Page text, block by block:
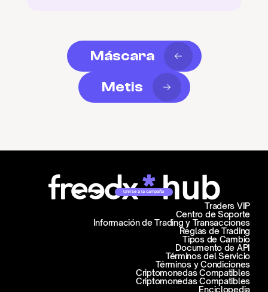
Máscara
Metis
Unirse a la campaña
Centro de Soporte
Información de Trading y Transacciones
Traders VIP
Reglas de Trading
Tipos de Cambio
Documento de API
Términos del Servicio
Términos y Condiciones
Criptomonedas Compatibles
Criptomonedas Compatibles
Enciclopedia